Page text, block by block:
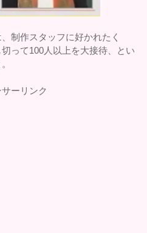
制作スタッフに好かれたく
って100人以上を大接待、とい
サーリンク